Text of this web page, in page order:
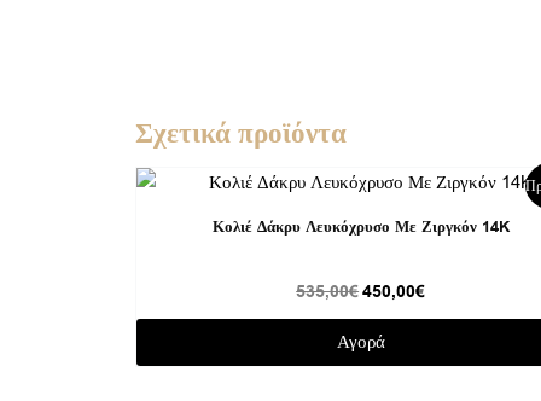
Σχετικά προϊόντα
Κολιέ Δάκρυ Λευκόχρυσο Με Ζιργκόν 14K
535,00€
Original
price
was:
535,00€.
450,00€
Η
τρέχουσα
τιμή
είναι:
Αγορά